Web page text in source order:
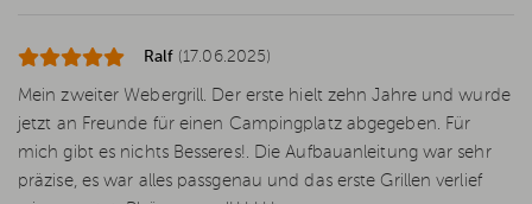
Ralf (17.06.2025)
Mein zweiter Webergrill. Der erste hielt zehn Jahre und wurde
jetzt an Freunde für einen Campingplatz abgegeben. Für
mich gibt es nichts Besseres!. Die Aufbauanleitung war sehr
präzise, es war alles passgenau und das erste Grillen verlief